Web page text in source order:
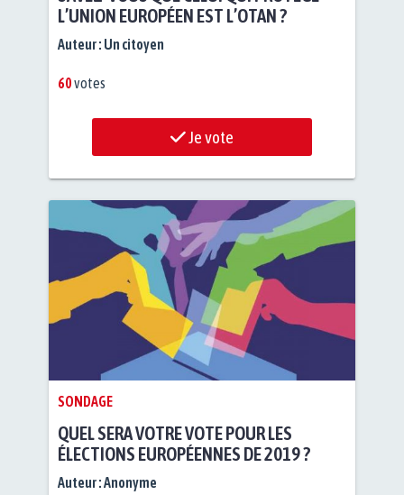
L’UNION EUROPÉEN EST L’OTAN ?
Auteur : Un citoyen
60votes
Je vote
SONDAGE
QUEL SERA VOTRE VOTE POUR LES
ÉLECTIONS EUROPÉENNES DE 2019 ?
Auteur :Anonyme